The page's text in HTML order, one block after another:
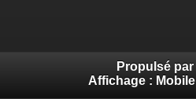
Propulsé par
Affichage : Mobile